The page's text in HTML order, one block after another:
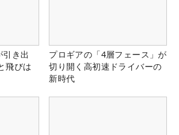
引き出
飛びは
プロギアの「4層フェース」が
切り開く高初速ドライバーの
新時代